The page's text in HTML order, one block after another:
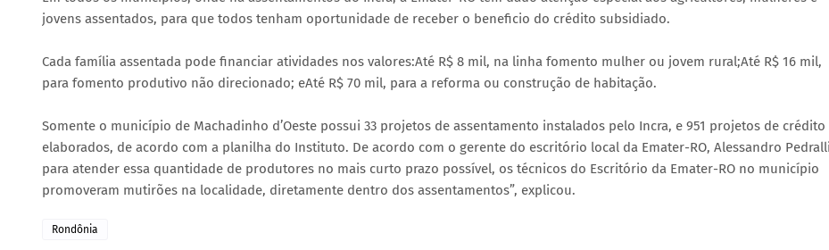
jovens assentados, para que todos tenham oportunidade de receber o beneficio do crédito subsidiado.
Cada família assentada pode financiar atividades nos valores:Até R$ 8 mil, na linha fomento mulher ou jovem rural;Até R$ 16 mil,
para fomento produtivo não direcionado; eAté R$ 70 mil, para a reforma ou construção de habitação.
Somente o município de Machadinho d’Oeste possui 33 projetos de assentamento instalados pelo Incra, e 951 projetos de crédito
elaborados, de acordo com a planilha do Instituto. De acordo com o gerente do escritório local da Emater-RO, Alessandro
para atender essa quantidade de produtores no mais curto prazo possível, os técnicos do Escritório da Emater-RO no município
promoveram mutirões na localidade, diretamente dentro dos assentamentos”, explicou.
Rondônia